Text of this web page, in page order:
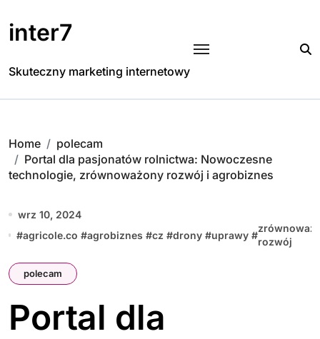
to
content
inter7
Skuteczny marketing internetowy
Home
polecam
Portal dla pasjonatów rolnictwa: Nowoczesne
technologie, zrównoważony rozwój i agrobiznes
wrz 10, 2024
#agricole.co #agrobiznes #cz #drony #uprawy #
rozwój
polecam
Portal dla